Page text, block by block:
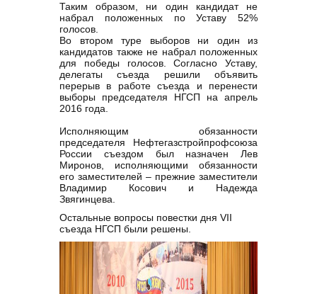
Таким образом, ни один кандидат не
набрал положенных по Уставу 52%
голосов.
Во втором туре выборов ни один из
кандидатов также не набрал положенных
для победы голосов. Согласно Уставу,
делегаты съезда решили объявить
перерыв в работе съезда и перенести
выборы председателя НГСП на апрель
2016 года.
Исполняющим обязанности
председателя Нефтегазстройпрофсоюза
России съездом был назначен Лев
Миронов, исполняющими обязанности
его заместителей – прежние заместители
Владимир Косович и Надежда
Звягинцева.
Остальные вопросы повестки дня VII
съезда НГСП были решены.